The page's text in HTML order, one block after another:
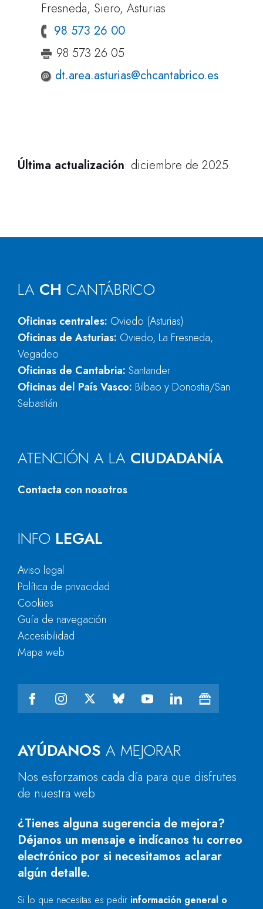
Fresneda, Siero, Asturias
98 573 26 00
98 573 26 05
dt.area.asturias@chcantabrico.es
Última actualización: diciembre de 2025.
LA CH CANTÁBRICO
Oficinas centrales: Oviedo (Asturias)
Oficinas de Asturias: Oviedo, La Fresneda,
Vegadeo
Oficinas de Cantabria: Santander
Oficinas del País Vasco: Bilbao y Donostia/San
Sebastián
ATENCIÓN A LA CIUDADANÍA
Contacta con nosotros
AYÚDANOS A MEJORAR
Nos esforzamos cada día para que disfrutes
de nuestra web.
¿Tienes alguna sugerencia de mejora?
Déjanos un mensaje e indícanos tu correo
electrónico por si necesitamos aclarar
algún detalle.
Si lo que necesitas es pedir información general o
INFO LEGAL
Aviso legal
Política de privacidad
Cookies
Guía de navegación
Accesibilidad
Mapa web